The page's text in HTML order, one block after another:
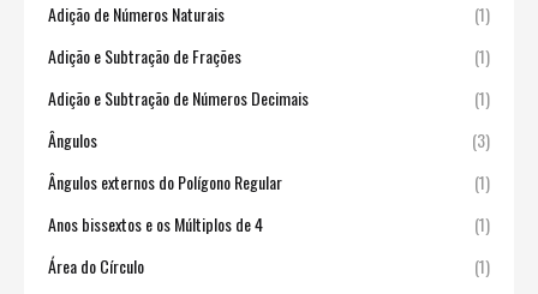
Adição de Números Naturais
(1)
Adição e Subtração de Frações
(1)
Adição e Subtração de Números Decimais
(1)
Ângulos
(3)
Ângulos externos do Polígono Regular
(1)
Anos bissextos e os Múltiplos de 4
(1)
Área do Círculo
(1)